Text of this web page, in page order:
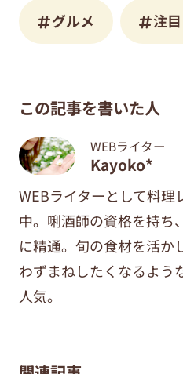
グルメ 注
この記事を書いた人
WEBライター
Kayoko*
WEBライターとして料理
中。唎酒師の資格を持ち
に精通。旬の食材を活か
わずまねしたくなるよう
人気。